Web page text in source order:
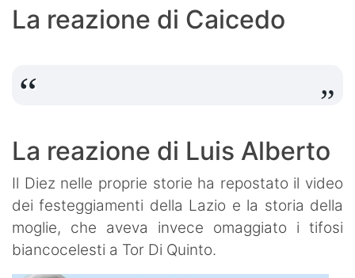
La reazione di Caicedo
La reazione di Luis Alberto
Il Diez nelle proprie storie ha repostato il video
dei festeggiamenti della Lazio e la storia della
moglie, che aveva invece omaggiato i tifosi
biancocelesti a Tor Di Quinto.